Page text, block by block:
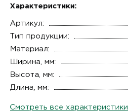
Характеристики:
Артикул:
Тип продукции:
Материал:
Ширина, мм:
Высота, мм:
Длина, мм:
Смотреть все характеристики